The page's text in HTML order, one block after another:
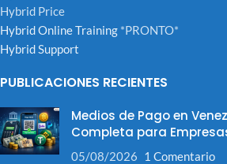
Hybrid Price
Hybrid Online Training *PRONTO*
Hybrid Support
PUBLICACIONES RECIENTES
Medios de Pago en
Completa para
05/08/2026 1 Comentario